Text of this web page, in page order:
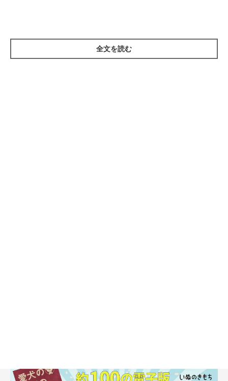
老化や病気によって愛犬の介護が必要になったとき、飼い主さん
全文を読む